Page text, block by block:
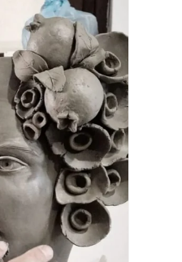
estate!
ad una
sì!
ricevuto
Bottega
🥰🍀